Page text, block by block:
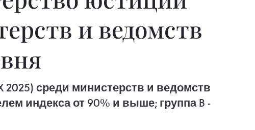
и ведомств
2025) среди министерств и ведомств
индекса от 90% и выше; группа B -